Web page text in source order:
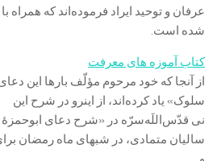
عرفان و توحید ایراد فرموده‌اند که همراه
شده است.
کتاب آموزه های معرفت
از آنجا که خود مرحوم مؤلّف بارها این
سلوک» یاد کرده‌اند، از اینرو در شرح این
نی قدّس‌اللَه‌سرّه در «شرح دعای
سالیان متمادی، در شبهای ماه رمضان